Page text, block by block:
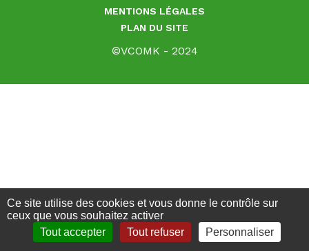
MENTIONS LÉGALES
PLAN DU SITE
©VCOMK - 2024
Ce site utilise des cookies et vous donne le contrôle sur
ceux que vous souhaitez activer
Tout accepter
Tout refuser Personnaliser